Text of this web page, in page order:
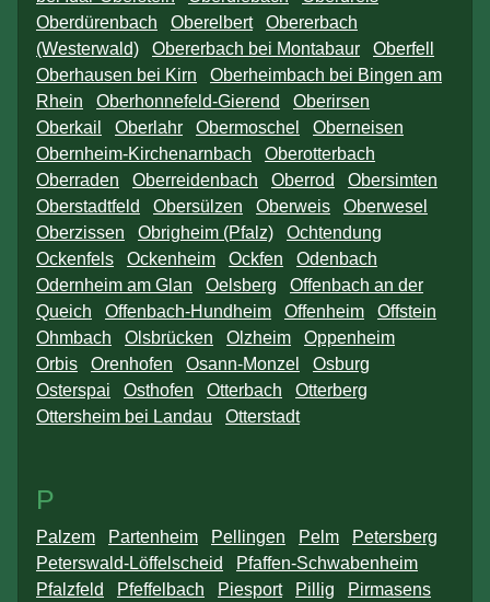
Oberdürenbach
Oberelbert
Obererbach
(Westerwald)
Obererbach bei Montabaur
Oberfell
Oberhausen bei Kirn
Oberheimbach bei Bingen am
Rhein
Oberhonnefeld-Gierend
Oberirsen
Oberkail
Oberlahr Obermoschel
Oberneisen
Obernheim-Kirchenarnbach
Oberotterbach
Oberraden
Oberreidenbach Oberrod
Obersimten
Oberstadtfeld
Obersülzen Oberweis
Oberwesel
Oberzissen
Obrigheim (Pfalz)
Ochtendung
Ockenfels
Ockenheim Ockfen
Odenbach
Odernheim am Glan
Oelsberg
Offenbach an der
Queich
Offenbach-Hundheim Offenheim
Offstein
Ohmbach
Olsbrücken Olzheim
Oppenheim
Orbis
Orenhofen Osann-Monzel
Osburg
Osterspai
Osthofen Otterbach
Otterberg
Ottersheim bei Landau
Otterstadt
P
Palzem Partenheim Pellingen Pelm
Petersberg
Peterswald-Löffelscheid
Pfaffen-Schwabenheim
Pfalzfeld
Pfeffelbach Piesport Pillig
Pirmasens